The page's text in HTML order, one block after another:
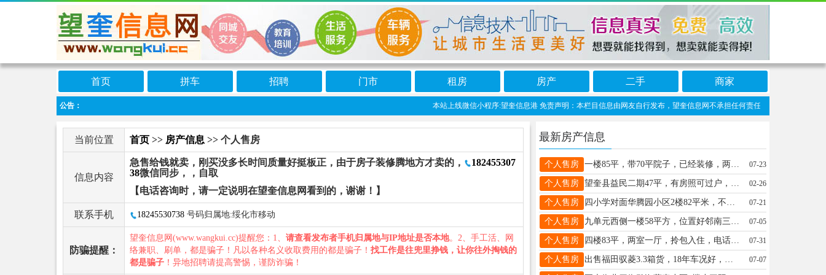
首页 拼车 招聘 门市 租房 房产 二手 商家
公告： 本站上线微信小程序:望奎信息港 免责声明：本栏目信息由网友自行发布，望奎信息网不承担任何责任！提高警惕，谨防诈
当前位置 首页 >> 房产信息 >> 个人售房
信息内容
急售给钱就卖，刚买没多长时间质量好挺板正，由于房子装修腾地方才卖的，
182455307
38微信同步，，自取
【电话咨询时，请一定说明在望奎信息网看到的，谢谢！】
联系手机 18245530738 号码归属地:绥化市移动
防骗提醒：
望奎信息网(www.wangkui.cc)提醒您：1、 请查看发布者手机归属地与IP地址是否本地。2、手工活、网
络兼职、刷单，都是骗子！凡以各种名义收取费用的都是骗子！ 找工作是往兜里挣钱，让你往外掏钱的
都是骗子 ！异地招聘请提高警惕，谨防诈骗！
最新房产信息
个人售房 一楼85平，带70平院子，已经装修，两室一厅，拎包入住电话18645530467 07-23
个人售房 望奎县益民二期47平，有房照可过户，一室一厅， 02-26
个人售房 四小学对面华腾园小区2楼82平米，不临街，格局好，取暖好！拎包入住，地面，窗户，榻榻米都是个人新装的。急售！随时看房！15945555248电话联系。房主直卖！无中介费！随时过户。 07-21
个人售房 九单元西侧一楼58平方，位置好邻南三道街早市、四小学、五中，二中，交通便利、生活方便，更适合陪读，老人居住，联系电话：13845558670 07-05
个人售房 四楼83平，两室一厅，拎包入住，电话18645530467，20万直接过户 07-31
个人售房 出售福田驭菱3.3箱货，18年车况好，检车保险全年，电话13351252935 07-07